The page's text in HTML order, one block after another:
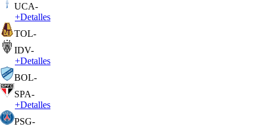
UCA-
+Detalles
TOL-
IDV-
+Detalles
BOL-
SPA-
+Detalles
PSG-